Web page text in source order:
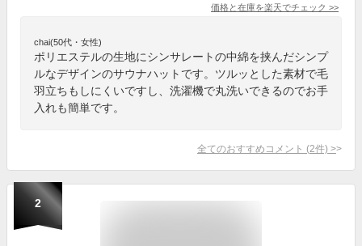
価格と在庫を楽天でチェック >>
chai(50代・女性)
ポリエステルの生地にシンサレートの中綿を挟んだシンプ
ルなデザインのサウナハットです。ツルッとした素材で毛
羽立ちもしにくいですし、洗濯機で丸洗いできるのでお手
入れも簡単です。
全てのおすすめコメント (2件) >
2